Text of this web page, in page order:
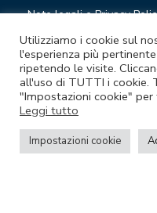
Note legali e Privacy
Privacy Newsletter
Società trasparente
Whistleblowing
© Lazio Innova S.p.A.
coordinamento della
Sede legale Via Marco
Utilizziamo i cookie sul
l'esperienza più
ripetendo le visite.
all'uso di TUTTI i cookie.
"Impostazioni cookie"
Leggi tutto
Impostazioni cookie